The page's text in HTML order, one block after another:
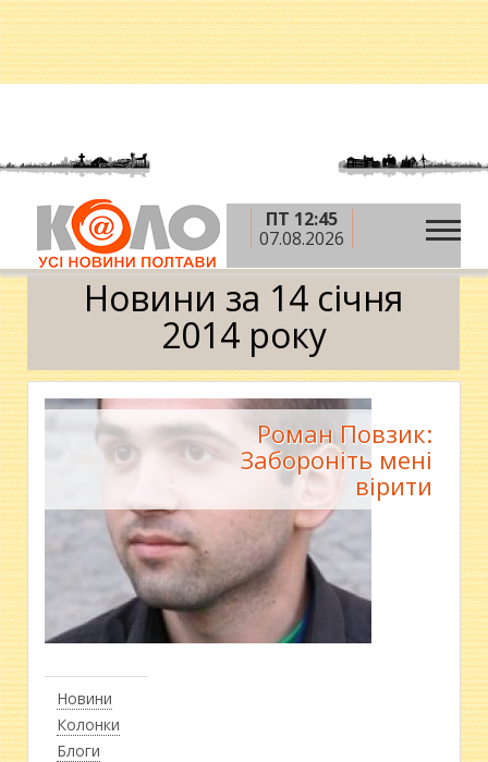
ПТ 12:45
07.08.2026
Головна » 2014 рік » січень »14 січня
Календар
Новини за 14 січня
2014 року
Новини
Колонки
Блоги
Роман Повзик:
Забороніть мені
вірити